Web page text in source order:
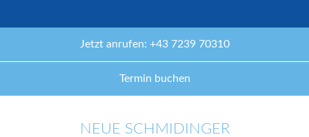
Jetzt anrufen: +43 7239 70310
Termin buchen
NEUE SCHMIDINGER